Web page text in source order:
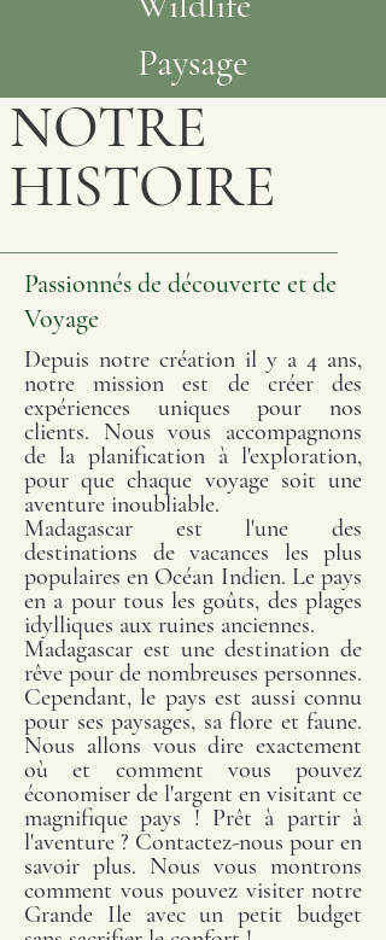
Paysage
NOTRE
HISTOIRE
Passionnés de découverte et de
Voyage
Depuis notre création il y a 4 ans,
notre mission est de créer des
expériences uniques pour nos
clients. Nous vous accompagnons
de la planification à l'exploration,
pour que chaque voyage soit une
aventure inoubliable.
Madagascar est l'une des
destinations de vacances les plus
populaires en Océan Indien. Le pays
en a pour tous les goûts, des plages
idylliques aux ruines anciennes.
Madagascar est une destination de
rêve pour de nombreuses personnes.
Cependant, le pays est aussi connu
pour ses paysages, sa flore et faune.
Nous allons vous dire exactement
où et comment vous pouvez
économiser de l'argent en visitant ce
magnifique pays ! Prêt à partir à
l'aventure ? Contactez-nous pour en
savoir plus. Nous vous montrons
comment vous pouvez visiter notre
Grande Ile avec un petit budget